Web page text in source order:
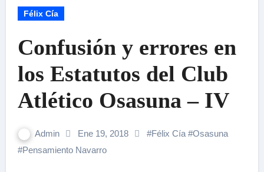
Félix Cía
Confusión y errores en
los Estatutos del Club
Atlético Osasuna – IV
Admin Ene 19, 2018 #Félix Cía#Osasuna
#Pensamiento Navarro